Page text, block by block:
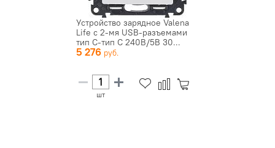
Устройство зарядное Valena
Life с 2-мя USB-разъемами
тип C-тип C 240В/5В 30...
5 276
шт